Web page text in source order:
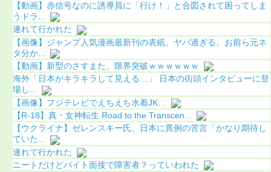
【動画】赤信号なのに誘導員に「行け！」と合図されて困ってしま
うドラ...
連れて行かれた
【画像】ジャンプ人気漫画最新刊の表紙、ヤバ過ぎる。お前ら元ネ
タ分か...
【動画】新型のさすまた、限界突破ｗｗｗｗｗｗ
海外「日本がキラキラして見える…」 日本の街頭インタビューに登
場し...
【画像】フジテレビでえちえち水着JK…
【R-18】真・女神転生 Road to the Transcen...
【ウクライナ】ゼレンスキー氏、日本に異例の苦言「かなり期待し
ていた...
連れて行かれた
ニートだけどバイト面接で障害者？っていわれた